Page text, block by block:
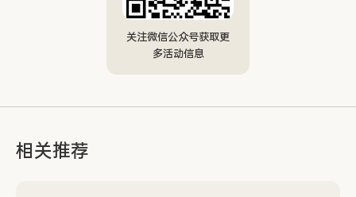
关注微信公众号获取更
多活动信息
相关推荐